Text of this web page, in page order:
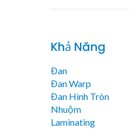
Khả Năng
Đan
Đan Warp
Đan Hình Tròn
Nhuộm
Laminating